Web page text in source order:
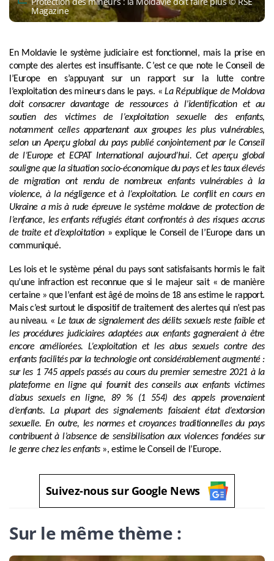
Magazine
En Moldavie le système judiciaire est fonctionnel, mais la prise en
compte des alertes est insuffisante. C’est ce que note le Conseil de
l’Europe en s’appuyant sur un rapport sur la lutte contre
l’exploitation des mineurs dans le pays. «La République de Moldova
doit consacrer davantage de ressources à l’identification et au
soutien des victimes de l’exploitation sexuelle des enfants,
notamment celles appartenant aux groupes les plus vulnérables,
selon un Aperçu global du pays publié conjointement par le Conseil
de l’Europe et ECPAT International aujourd’hui. Cet aperçu global
souligne que la situation socio-économique du pays et les taux élevés
de migration ont rendu de nombreux enfants vulnérables à la
violence, à la négligence et à l’exploitation. Le conflit en cours en
Ukraine a mis à rude épreuve le système moldave de protection de
l’enfance, les enfants réfugiés étant confrontés à des risques accrus
de traite et d’exploitation» explique le Conseil de l’Europe dans un
communiqué.
Les lois et le système pénal du pays sont satisfaisants hormis le fait
qu’une infraction est reconnue que si le majeur sait « de manière
certaine » que l’enfant est âgé de moins de 18 ans estime le rapport.
Mais c’est surtout le dispositif de traitement des alertes qui n’est pas
au niveau. « Le taux de signalement des délits sexuels reste faible et
les procédures judiciaires adaptées aux enfants gagneraient à être
encore améliorées. L’exploitation et les abus sexuels contre des
enfants facilités par la technologie ont considérablement augmenté :
sur les 1 745 appels passés au cours du premier semestre 2021 à la
plateforme en ligne qui fournit des conseils aux enfants victimes
d’abus sexuels en ligne, 89 % (1 554) des appels provenaient
d’enfants. La plupart des signalements faisaient état d’extorsion
sexuelle. En outre, les normes et croyances traditionnelles du pays
contribuent à l’absence de sensibilisation aux violences fondées sur
le genre chez les enfants», estime le Conseil de l’Europe.
Suivez-nous sur Google News
Sur le même thème :